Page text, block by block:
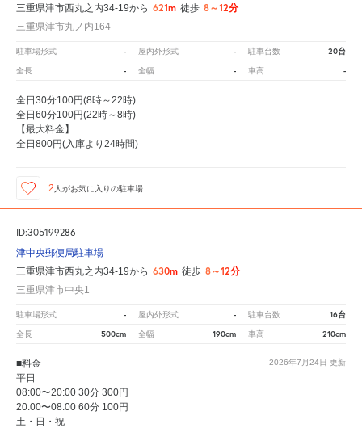
三重県津市西丸之内34-19から 621m 徒歩 8～12分
三重県津市丸ノ内164
駐車場形式 - 屋内外形式 - 駐車台数 20台
全長 - 全幅 - 車高 -
全日30分100円(8時～22時)
全日60分100円(22時～8時)
【最大料金】
全日800円(入庫より24時間)
2 人がお気に入りの駐車場
ID:305199286
津中央郵便局駐車場
三重県津市西丸之内34-19から 630m 徒歩 8～12分
三重県津市中央1
駐車場形式 - 屋内外形式 - 駐車台数 16台
全長 500cm 全幅 190cm 車高 210cm
2026年7月24日 更新
■料金
平日
08:00〜20:00 30分 300円
20:00〜08:00 60分 100円
土・日・祝